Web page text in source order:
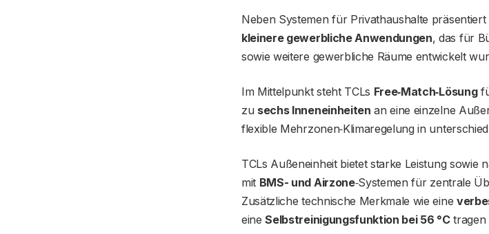
Neben Systemen für Privathaushalte präsentiert
kleinere gewerbliche Anwendungen, das für
sowie weitere gewerbliche Räume entwickelt
Im Mittelpunkt steht TCLs Free‑Match‑Lösung
zu sechs Inneneinheiten an eine einzelne
flexible Mehrzonen‑Klimaregelung in
TCLs Außeneinheit bietet starke Leistung sowie
mit BMS- und Airzone‑Systemen für zentrale
Zusätzliche technische Merkmale wie eine
eineSelbstreinigungsfunktion bei 56 °Ctragen